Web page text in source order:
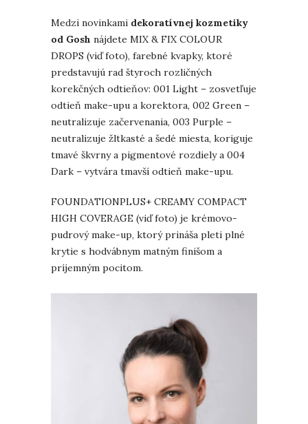
Medzi novinkami dekoratívnej kozmetiky
od Gosh nájdete MIX & FIX COLOUR
DROPS (viď foto), farebné kvapky, ktoré
predstavujú rad štyroch rozličných
korekčných odtieňov: 001 Light – zosvetľuje
odtieň make-upu a korektora, 002 Green –
neutralizuje začervenania, 003 Purple –
neutralizuje žltkasté a šedé miesta, koriguje
tmavé škvrny a pigmentové rozdiely a 004
Dark – vytvára tmavší odtieň make-upu.
FOUNDATIONPLUS+ CREAMY COMPACT
HIGH COVERAGE (viď foto) je krémovo-
pudrový make-up, ktorý prináša pleti plné
krytie s hodvábnym matným finišom a
príjemným pocitom.